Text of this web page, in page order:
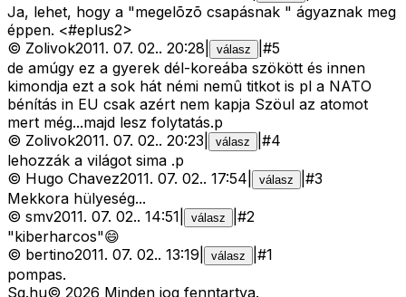
Ja, lehet, hogy a "megelõzõ csapásnak " ágyaznak meg
éppen. <#eplus2>
© Zolivok2011. 07. 02.. 20:28 válasz #5
de amúgy ez a gyerek dél-koreába szökött és innen
kimondja ezt a sok hát némi nemû titkot is pl a NATO
bénítás in EU csak azért nem kapja Szöul az atomot
mert még...majd lesz folytatás.p
© Zolivok2011. 07. 02.. 20:23 válasz #4
lehozzák a világot sima .p
© Hugo Chavez2011. 07. 02.. 17:54 válasz #3
Mekkora hülyeség...
© smv2011. 07. 02.. 14:51 válasz #2
"kiberharcos"😄
© bertino2011. 07. 02.. 13:19 válasz #1
pompas.
Sg.hu© 2026 Minden jog fenntartva.